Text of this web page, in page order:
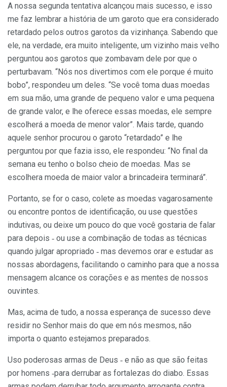
A nossa segunda tentativa alcançou mais sucesso, e isso
me faz lembrar a história de um garoto que era considerado
retardado pelos outros garotos da vizinhança. Sabendo que
ele, na verdade, era muito inteligente, um vizinho mais velho
perguntou aos garotos que zombavam dele por que o
perturbavam. “Nós nos divertimos com ele porque é muito
bobo”, respondeu um deles. “Se você toma duas moedas
em sua mão, uma grande de pequeno valor e uma pequena
de grande valor, e lhe oferece essas moedas, ele sempre
escolherá a moeda de menor valor”. Mais tarde, quando
aquele senhor procurou o garoto “retardado” e lhe
perguntou por que fazia isso, ele respondeu: “No final da
semana eu tenho o bolso cheio de moedas. Mas se
escolhera moeda de maior valor a brinca­deira terminará”.
Portanto, se for o caso, colete as moedas vagarosamente
ou encontre pontos de identificação, ou use questões
indutivas, ou deixe um pouco do que você gostaria de falar
para depois ‑ ou use a combinação de todas as técnicas
quando julgar apropriado ‑ mas devemos orar e estudar as
nossas abordagens, facilitando o caminho para que a nossa
mensagem alcance os corações e as mentes de nossos
ouvintes.
Mas, acima de tudo, a nossa esperança de sucesso deve
residir no Senhor mais do que em nós mesmos, não
importa o quanto este­jamos preparados.
Uso poderosas armas de Deus ‑ e não as que são feitas
por homens ‑para derrubar as fortalezas do diabo. Essas